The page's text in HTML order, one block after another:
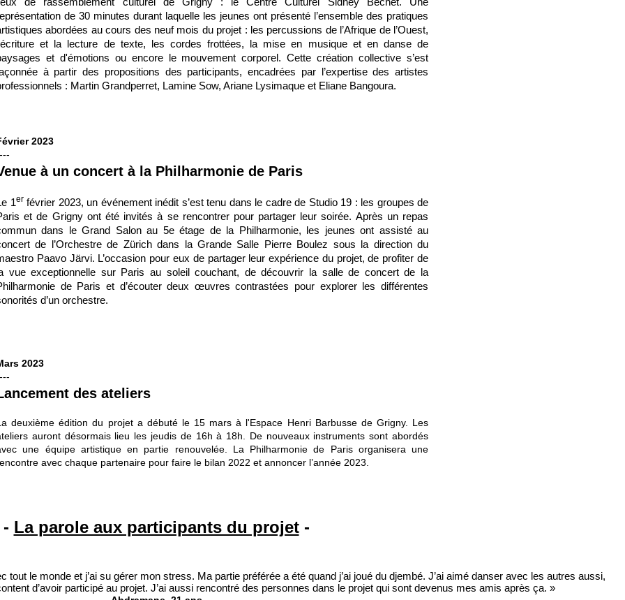
de 30 minutes durant laquelle les jeunes ont présenté l’ensemble des pratiques
abordées au cours des neuf mois du projet : les percussions de l’Afrique de l’Ouest,
et la lecture de texte, les cordes frottées, la mise en musique et en danse de
et d'émotions ou encore le mouvement corporel. Cette création collective s’est
à partir des propositions des participants, encadrées par l’expertise des artistes
: Martin Grandperret, Lamine Sow, Ariane Lysimaque et Eliane Bangoura.
2023
à un concert à la Philharmonie de Paris
1er février 2023, un événement inédit s’est tenu dans le cadre de Studio 19 : les groupes de
et de Grigny ont été invités à se rencontrer pour partager leur soirée. Après un repas
dans le Grand Salon au 5e étage de la Philharmonie, les jeunes ont assisté au
de l’Orchestre de Zürich dans la Grande Salle Pierre Boulez sous la direction du
Paavo Järvi. L’occasion pour eux de partager leur expérience du projet, de profiter de
vue exceptionnelle sur Paris au soleil couchant, de découvrir la salle de concert de la
de Paris et d’écouter deux œuvres contrastées pour explorer les différentes
d’un orchestre.
2023
des ateliers
deuxième édition du projet a débuté le 15 mars à l'Espace Henri Barbusse de Grigny. Les
auront désormais lieu les jeudis de 16h à 18h.
De nouveaux instruments sont abordés
une équipe artistique en partie renouvelée. La Philharmonie de Paris organisera une
avec chaque partenaire pour faire le bilan 2022 et annoncer l’année 2023.
- La parole aux participants du projet-
tout le monde et j’ai su gérer mon stress. Ma partie préférée a été quand j’ai joué du djembé. J’ai aimé danser avec les autres aussi,
d’avoir participé au projet. J’ai aussi rencontré des personnes dans le projet qui sont devenus mes amis après ça. »